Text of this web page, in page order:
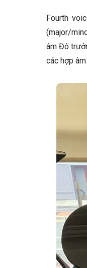
Fourth
(major/
âm Đô
các hợp